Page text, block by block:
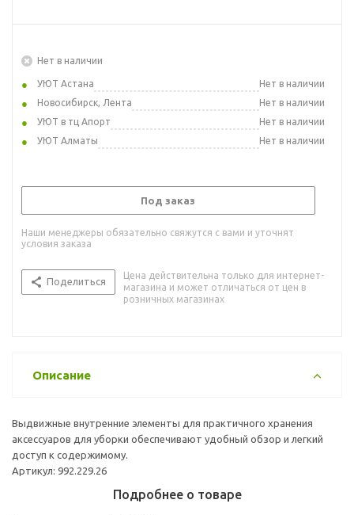
Нет в наличии
УЮТ Астана
Нет в наличии
Новосибирск, Лента
Нет в наличии
УЮТ в тц Апорт
Нет в наличии
УЮТ Алматы
Нет в наличии
Под заказ
Наши менеджеры обязательно свяжутся с вами и уточнят
условия заказа
Поделиться
Цена действительна только для интернет-
магазина и может отличаться от цен в
розничных магазинах
Описание
Выдвижные внутренние элементы для практичного хранения
аксессуаров для уборки обеспечивают удобный обзор и легкий
доступ к содержимому.
Артикул: 992.229.26
Подробнее о товаре